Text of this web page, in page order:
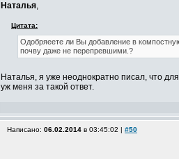
Наталья,
Цитата:
Одобряеете ли Вы добавление в
почву даже не перепревшими.?
Наталья, я уже неоднократно писал, что
уж меня за такой ответ.
Написано: 06.02.2014 в 03:45:02 | #50